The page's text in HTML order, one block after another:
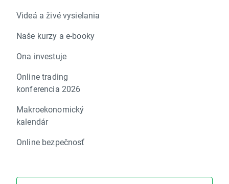
Videá a živé vysielania
Naše kurzy a e-booky
Ona investuje
Online trading
konferencia 2026
Makroekonomický
kalendár
Online bezpečnosť